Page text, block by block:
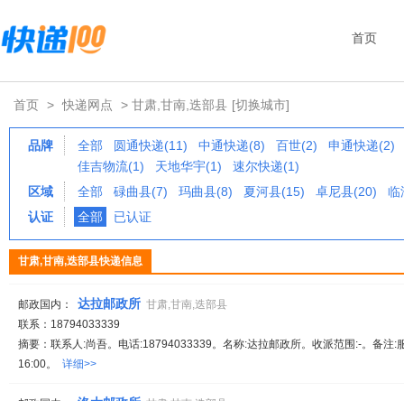
首页
首页 > 快递网点 > 甘肃,甘南,迭部县 [切换城市]
品牌 全部 圆通快递(11) 中通快递(8) 百世(2)
申通快递(2)
佳吉物流(1)
天地华宇(1)
速尔快递(1)
区域
全部 碌曲县(7) 玛曲县(8) 夏河县(15) 卓尼县(20)
临
认证
全部 已认证
甘肃,甘南,迭部县快递信息
邮政国内： 达拉邮政所 甘肃,甘南,迭部县
联系：18794033339
摘要：联系人:尚吾。电话:18794033339。名称:达拉邮政所。收派范围:-。备注:
16:00。 详细>>